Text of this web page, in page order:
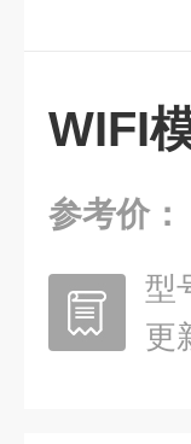
WIFI
参考价：
型
更